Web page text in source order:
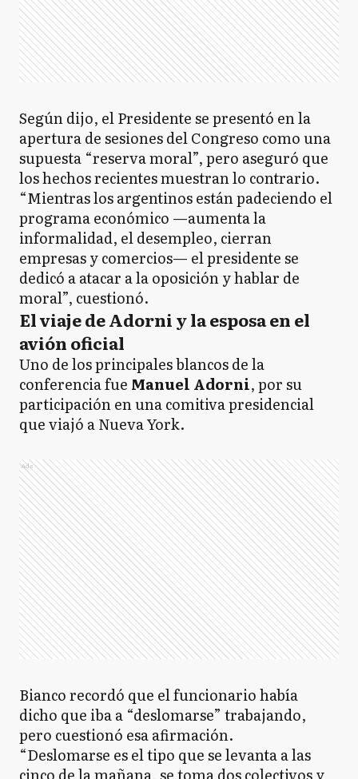
Según dijo, el Presidente se presentó en la
apertura de sesiones del Congreso como una
supuesta “reserva moral”, pero aseguró que
los hechos recientes muestran lo contrario.
“Mientras los argentinos están padeciendo el
programa económico —aumenta la
informalidad, el desempleo, cierran
empresas y comercios— el presidente se
dedicó a atacar a la oposición y hablar de
moral”, cuestionó.
El viaje de Adorni y la esposa en el
avión oficial
Uno de los principales blancos de la
conferencia fue Manuel Adorni, por su
participación en una comitiva presidencial
que viajó a Nueva York.
Ads
Bianco recordó que el funcionario había
dicho que iba a “deslomarse” trabajando,
pero cuestionó esa afirmación.
“Deslomarse es el tipo que se levanta a las
cinco de la mañana, se toma dos colectivos y